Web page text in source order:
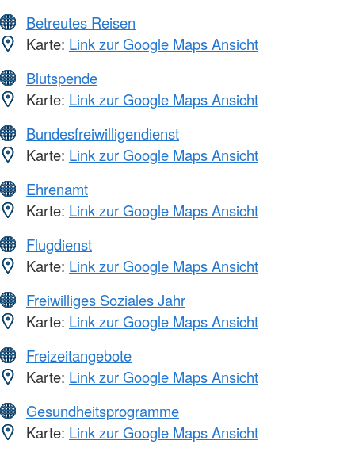
Betreutes Reisen
Karte: Link zur Google Maps Ansicht
Blutspende
Karte: Link zur Google Maps Ansicht
Bundesfreiwilligendienst
Karte: Link zur Google Maps Ansicht
Ehrenamt
Karte: Link zur Google Maps Ansicht
Flugdienst
Karte: Link zur Google Maps Ansicht
Freiwilliges Soziales Jahr
Karte: Link zur Google Maps Ansicht
Freizeitangebote
Karte: Link zur Google Maps Ansicht
Gesundheitsprogramme
Karte: Link zur Google Maps Ansicht